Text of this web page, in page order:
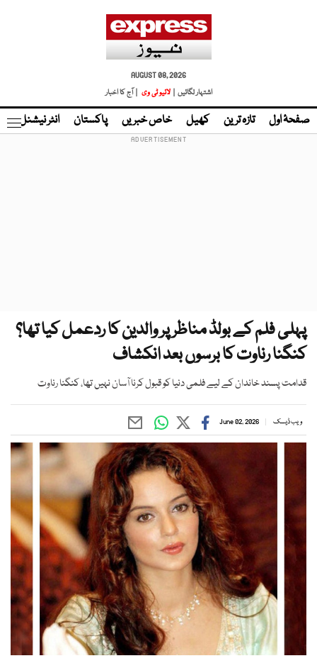
AUGUST 08, 2026
اشتہار لگائیں |
لائیو ٹی وی | آج کا اخبار
صفحۂ اول تازہ ترین کھیل خاص خبریں پاکستان انٹر نیشنل
پہلی فلم کے بولڈ مناظر پر والدین کا ردعمل کیا تھا؟
کنگنا رناوت کا برسوں بعد انکشاف
قدامت پسند خاندان کے لیے فلمی دنیا کو قبول کرنا آسان نہیں تھا، کنگنا رناوت
ویب ڈیسک June 02, 2026